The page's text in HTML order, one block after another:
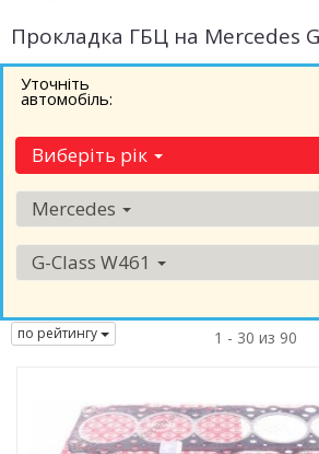
Прокладка ГБЦ на Mercedes
Уточніть
автомобіль:
Виберіть рік
Mercedes
G-Class W461
по рейтингу 1 - 30 из 90